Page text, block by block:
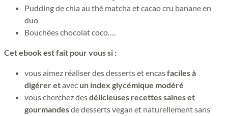
Pudding de chia au thé matcha et cacao cru banane en
duo
Bouchées chocolat coco….
Cet ebook est fait pour vous si :
vous aimez réaliser des desserts et encasfaciles à
digérer etavec un index glycémique modéré
vous cherchez desdélicieuses recettes saines et
gourmandesde desserts vegan et naturellement sans